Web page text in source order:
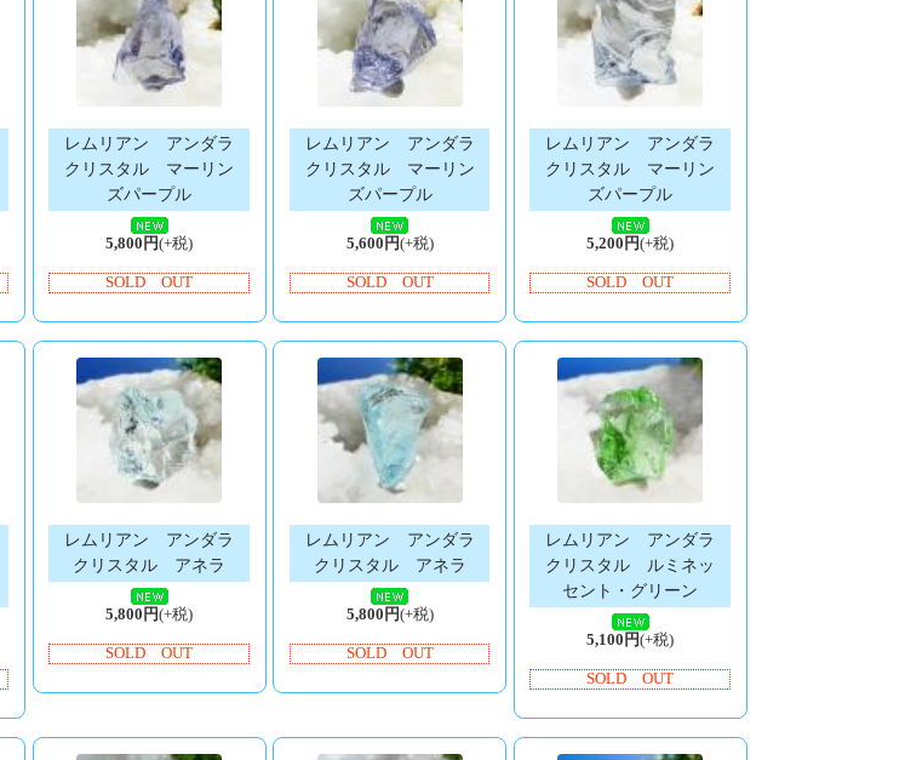
レムリアン アンダラ
クリスタル マーリン
ズパープル
5,800円(+税)
SOLD OUT
レムリアン アンダラ
クリスタル マーリン
ズパープル
5,600円(+税)
SOLD OUT
レムリアン アンダラ
クリスタル マーリン
ズパープル
5,200円(+税)
SOLD OUT
レムリアン アンダラ
クリスタル アネラ
5,800円(+税)
SOLD OUT
レムリアン アンダラ
クリスタル アネラ
5,800円(+税)
SOLD OUT
レムリアン アンダラ
クリスタル ルミネッ
セント・グリーン
5,100円(+税)
SOLD OUT